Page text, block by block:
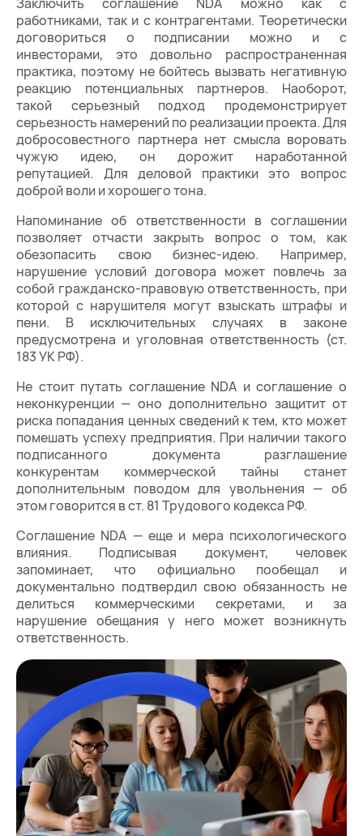
работниками, так и с контрагентами. Теоретически
договориться о подписании можно и с
инвесторами, это довольно распространенная
практика, поэтому не бойтесь вызвать негативную
реакцию потенциальных партнеров. Наоборот,
такой серьезный подход продемонстрирует
серьезность намерений по реализации проекта. Для
добросовестного партнера нет смысла воровать
чужую идею, он дорожит наработанной
репутацией. Для деловой практики это вопрос
доброй воли и хорошего тона.
Напоминание об ответственности в соглашении
позволяет отчасти закрыть вопрос о том, как
обезопасить свою бизнес-идею. Например,
нарушение условий договора может повлечь за
собой гражданско-правовую ответственность, при
которой с нарушителя могут взыскать штрафы и
пени. В исключительных случаях в законе
предусмотрена и уголовная ответственность (ст.
183 УК РФ).
Не стоит путать соглашение NDA и соглашение о
неконкуренции — оно дополнительно защитит от
риска попадания ценных сведений к тем, кто может
помешать успеху предприятия. При наличии такого
подписанного документа разглашение
конкурентам коммерческой тайны станет
дополнительным поводом для увольнения — об
этом говорится в ст. 81 Трудового кодекса РФ.
Соглашение NDA — еще и мера психологического
влияния. Подписывая документ, человек
запоминает, что официально пообещал и
документально подтвердил свою обязанность не
делиться коммерческими секретами, и за
нарушение обещания у него может возникнуть
ответственность.